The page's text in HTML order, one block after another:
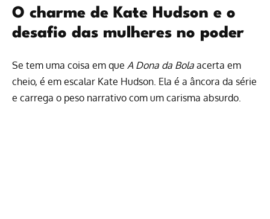
O charme de Kate Hudson e o
desafio das mulheres no poder
Se tem uma coisa em que A Dona da Bola acerta em
cheio, é em escalar Kate Hudson. Ela é a âncora da série
e carrega o peso narrativo com um carisma absurdo.